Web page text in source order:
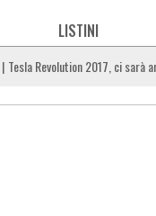
LISTINI
Tesla Revolution 2017, ci sarà